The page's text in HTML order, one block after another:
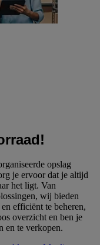
opslag
je ervoor dat je altijd
het ligt. Van
wij bieden
efficiënt te beheren,
overzicht en ben je
en te verkopen.